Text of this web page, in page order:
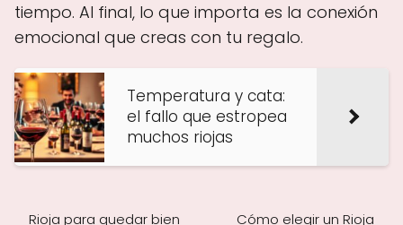
tiempo. Al final, lo que importa es la conexión
emocional que creas con tu regalo.
Temperatura y cata:
el fallo que estropea
muchos riojas
Rioja para quedar bien
Cómo elegir un Rioja